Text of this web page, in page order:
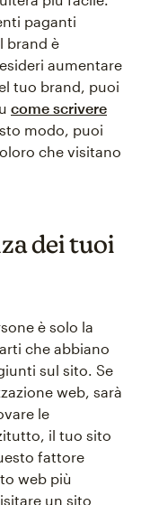
paganti
brand è
aumentare
tuo brand, puoi
come scrivere
modo, puoi
che visitano
dei tuoi
è solo la
che abbiano
sul sito. Se
web, sarà
le
il tuo sito
fattore
web più
un sito